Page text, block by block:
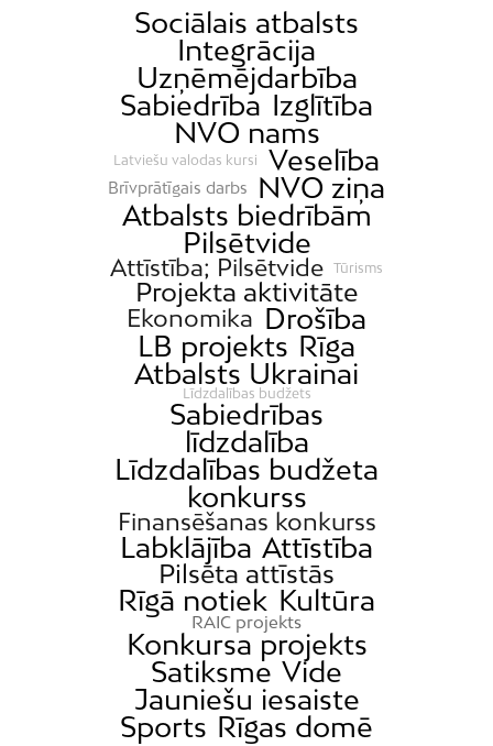
Sociālais atbalsts
Integrācija
Uzņēmējdarbība
Sabiedrība Izglītība
NVO nams
Latviešu valodas kursi Veselība
Brīvprātīgais darbs
NVO ziņa
Atbalsts biedrībām
Pilsētvide
Attīstība; Pilsētvide Tūrisms
Projekta aktivitāte
Ekonomika Drošība
LB projekts Rīga
Atbalsts Ukrainai
Līdzdalības budžets
Sabiedrības
līdzdalība
Līdzdalības budžeta
konkurss
Finansēšanas konkurss
Labklājība Attīstība
Pilsēta attīstās
Rīgā notiek Kultūra
RAIC projekts
Konkursa projekts
Satiksme Vide
Jauniešu iesaiste
Sports Rīgas domē